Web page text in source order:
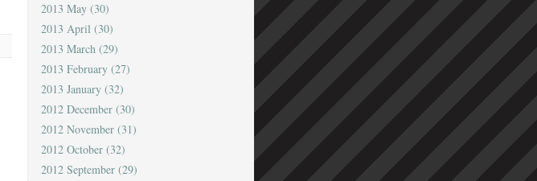
2013 May (30)
2013 April (30)
2013 March (29)
2013 February (27)
2013 January (32)
2012 December (30)
2012 November (31)
2012 October (32)
2012 September (29)